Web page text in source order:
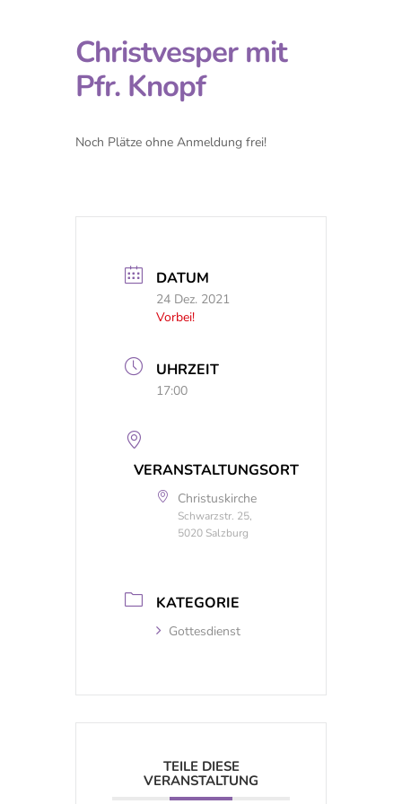
Christvesper mit
Pfr. Knopf
Noch Plätze ohne Anmeldung frei!
DATUM
24 Dez. 2021
Vorbei!
UHRZEIT
17:00
VERANSTALTUNGSORT
Christuskirche
Schwarzstr. 25,
5020 Salzburg
KATEGORIE
Gottesdienst
TEILE DIESE
VERANSTALTUNG